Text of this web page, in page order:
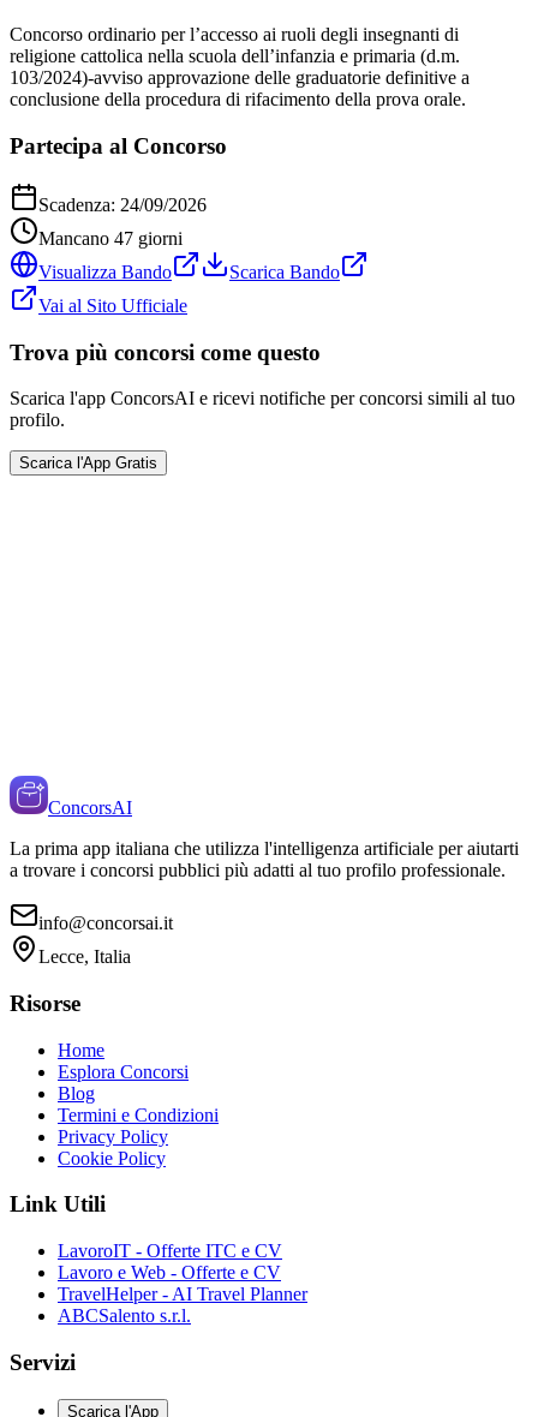
Concorso ordinario per l’accesso ai ruoli degli insegnanti di
religione cattolica nella scuola dell’infanzia e primaria (d.m.
103/2024)-avviso approvazione delle graduatorie definitive a
conclusione della procedura di rifacimento della prova orale.
Partecipa al Concorso
Scadenza: 24/09/2026
Mancano 47 giorni
Visualizza Bando
Scarica Bando
Vai al Sito Ufficiale
Trova più concorsi come questo
Scarica l'app ConcorsAI e ricevi notifiche per concorsi simili al tuo
profilo.
Scarica l'App Gratis
ConcorsAI
La prima app italiana che utilizza l'intelligenza artificiale per aiutarti
a trovare i concorsi pubblici più adatti al tuo profilo professionale.
info@concorsai.it
Lecce, Italia
Risorse
Home
Esplora Concorsi
Blog
Termini e Condizioni
Privacy Policy
Cookie Policy
Link Utili
LavoroIT - Offerte ITC e CV
Lavoro e Web - Offerte e CV
TravelHelper - AI Travel Planner
ABCSalento s.r.l.
Servizi
Scarica l'App